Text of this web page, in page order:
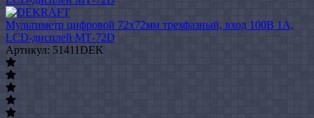
Мультиметр цифровой 72х72мм трехфазный, вход 100В 1А,
LCD-дисплей МТ-72D
Артикул: 51411DEK